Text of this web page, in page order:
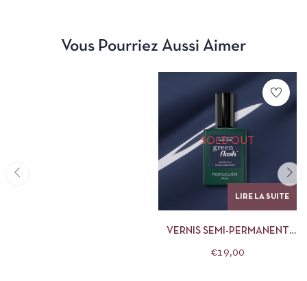
Vous Pourriez Aussi Aimer
SOLD OUT
LIRE LA SUITE
VERNIS SEMI-PERMANENT
SEED
€19,00